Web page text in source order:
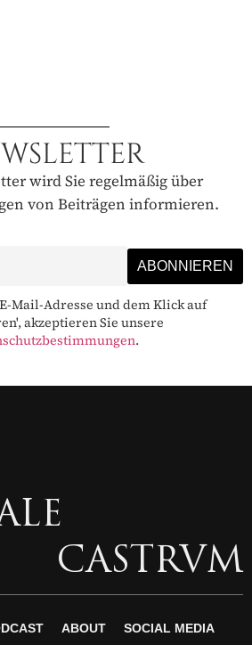
wird Sie regelmäßig über
von Beiträgen informieren.
Mail-Adresse und dem Klick auf
akzeptieren Sie unsere
.
CASTRVM
ABOUT SOCIAL MEDIA